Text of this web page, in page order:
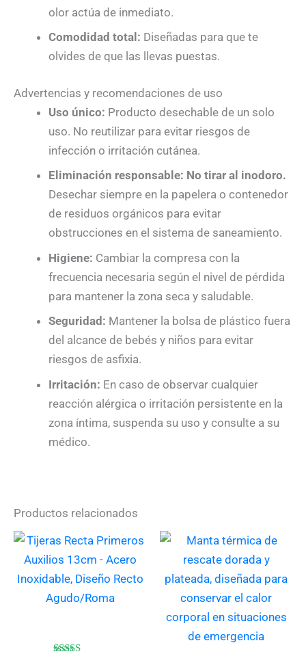
olor actúa de inmediato.
Comodidad total: Diseñadas para que te
olvides de que las llevas puestas.
Advertencias y recomendaciones de uso
Uso único: Producto desechable de un solo
uso. No reutilizar para evitar riesgos de
infección o irritación cutánea.
Eliminación responsable: No tirar al inodoro.
Desechar siempre en la papelera o contenedor
de residuos orgánicos para evitar
obstrucciones en el sistema de saneamiento.
Higiene: Cambiar la compresa con la
frecuencia necesaria según el nivel de pérdida
para mantener la zona seca y saludable.
Seguridad: Mantener la bolsa de plástico fuera
del alcance de bebés y niños para evitar
riesgos de asfixia.
Irritación: En caso de observar cualquier
reacción alérgica o irritación persistente en la
zona íntima, suspenda su uso y consulte a su
médico.
Productos relacionados